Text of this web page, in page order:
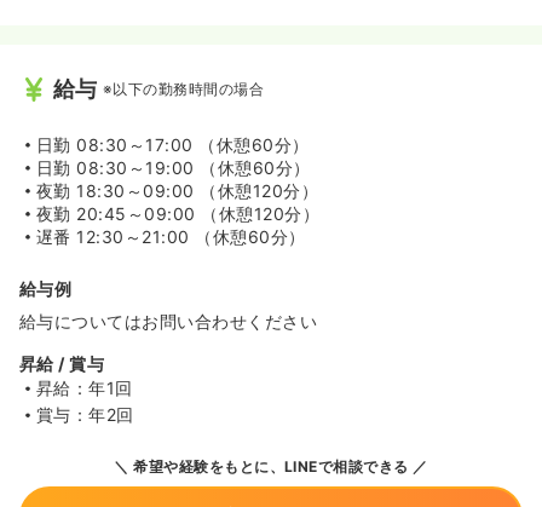
給与 ※以下の勤務時間の場合
日勤 08:30～17:00 （休憩60分）
日勤 08:30～19:00 （休憩60分）
夜勤 18:30～09:00 （休憩120分）
夜勤 20:45～09:00 （休憩120分）
遅番 12:30～21:00 （休憩60分）
給与例
給与についてはお問い合わせください
昇給 / 賞与
昇給：年1回
賞与：年2回
希望や経験をもとに、LINEで相談できる